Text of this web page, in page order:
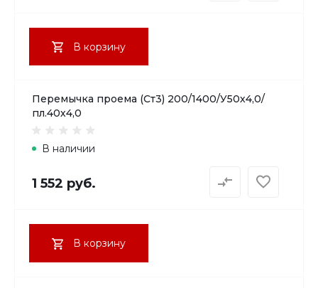
В корзину
Перемычка проема (Ст3) 200/1400/У50х4,0/
пл.40х4,0
В наличии
1 552 руб.
В корзину